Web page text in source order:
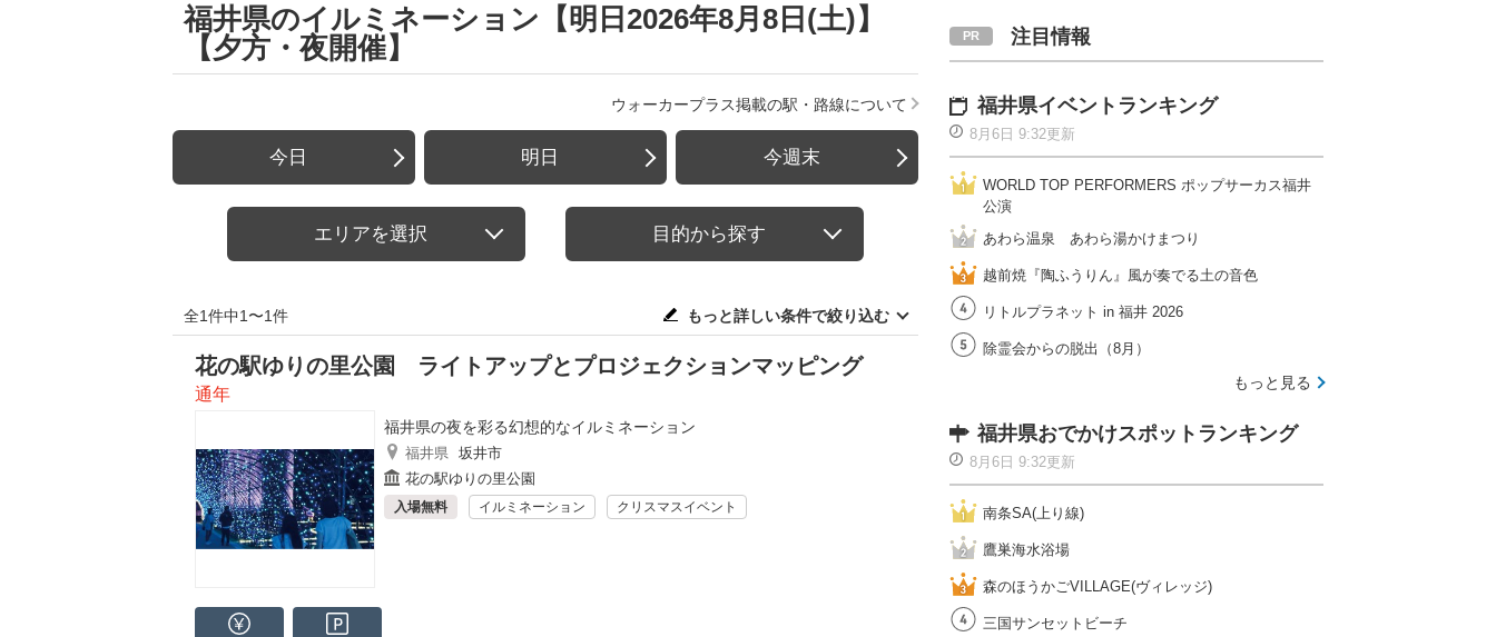
福井県のイルミネーション【明日2026年8月8日(土)】
【夕方・夜開催】
ウォーカープラス掲載の駅・路線について
今日 明日 今週末
エリアを選択 目的から探す
全1件中1〜1件 もっと詳しい条件で絞り込む
花の駅ゆりの里公園 ライトアップとプロジェクションマッピング
通年
福井県の夜を彩る幻想的なイルミネーション
福井県 坂井市
花の駅ゆりの里公園
入場無料 イルミネーション クリスマスイベント
注目情報
福井県イベントランキング
8月6日 9:32更新
WORLD TOP PERFORMERS ポップサーカス福井
公演
あわら温泉 あわら湯かけまつり
越前焼『陶ふうりん』風が奏でる土の音色
リトルプラネット in 福井 2026
除霊会からの脱出（8月）
もっと見る
福井県おでかけスポットランキング
8月6日 9:32更新
南条SA(上り線)
鷹巣海水浴場
森のほうかごVILLAGE(ヴィレッジ)
三国サンセットビーチ